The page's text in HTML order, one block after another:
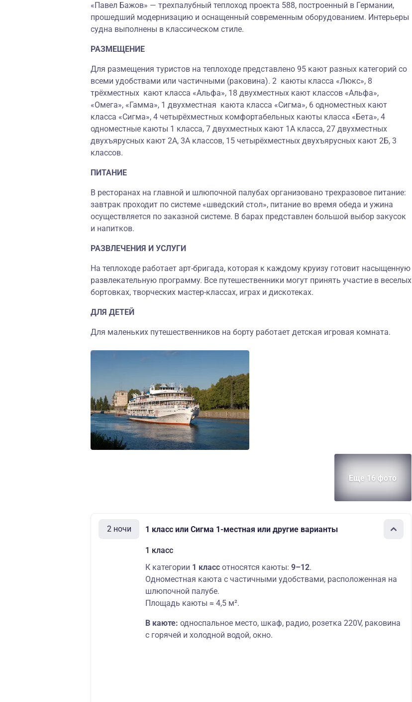
«Павел Бажов» — трехпалубный теплоход проекта 588, построенный в Германии,
прошедший модернизацию и оснащенный современным оборудованием. Интерьеры
судна выполнены в классическом стиле.
РАЗМЕЩЕНИЕ
Для размещения туристов на теплоходе представлено 95 кают разных категорий со
всеми удобствами или частичными (раковина). 2 каюты класса «Люкс», 8
трёхместных кают класса «Альфа», 18 двухместных кают классов «Альфа»,
«Омега», «Гамма», 1 двухместная каюта класса «Сигма», 6 одноместных кают
класса «Сигма», 4 четырёхместных комфортабельных каюты класса «Бета», 4
одноместные каюты 1 класса, 7 двухместных кают 1А класса, 27 двухместных
двухъярусных кают 2А, 3А классов, 15 четырёхместных двухъярусных кают 2Б, 3
классов.
ПИТАНИЕ
В ресторанах на главной и шлюпочной палубах организовано трехразовое питание:
завтрак проходит по системе «шведский стол», питание во время обеда и ужина
осуществляется по заказной системе. В барах представлен большой выбор закусок
и напитков.
РАЗВЛЕЧЕНИЯ И УСЛУГИ
На теплоходе работает арт-бригада, которая к каждому круизу готовит насыщенную
развлекательную программу. Все путешественники могут принять участие в веселых
бортовках, творческих мастер-классах, играх и дискотеках.
ДЛЯ ДЕТЕЙ
Для маленьких путешественников на борту работает детская игровая комната.
Еще 16 фото
2 ночи 1 класс или Сигма 1-местная или другие варианты
1 класс
К категории 1 класс относятся каюты: 9–12.
Одноместная каюта с частичными удобствами, расположенная на
шлюпочной палубе.
Площадь каюты ≈ 4,5 м².
В каюте: односпальное место, шкаф, радио, розетка 220V, раковина
с горячей и холодной водой, окно.